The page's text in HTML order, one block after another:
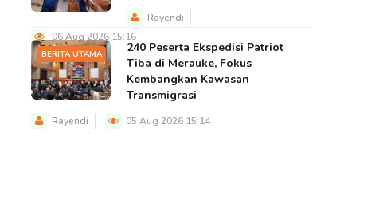
Rayendi
06 Aug 2026 15:16
BERITA UTAMA
240 Peserta Ekspedisi Patriot
Tiba di Merauke, Fokus
Kembangkan Kawasan
Transmigrasi
Rayendi 05 Aug 2026 15:14